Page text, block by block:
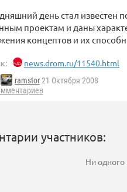
день стал известен
проектам и даны
концептов и их
news.drom.ru/11540.html
ramstor21 Октября 2008
участников:
Ни